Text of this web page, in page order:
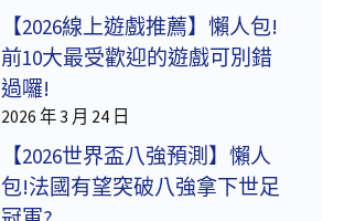
【2026線上遊戲推薦】懶人包!
前10大最受歡迎的遊戲可別錯
過囉!
2026 年 3 月 24 日
【2026世界盃八強預測】懶人
包!法國有望突破八強拿下世足